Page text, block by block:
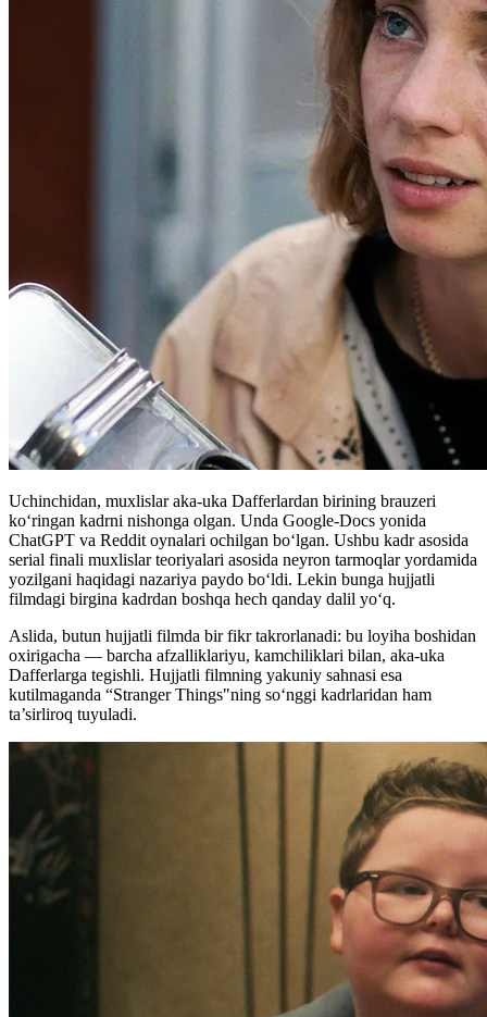
Uchinchidan, muxlislar aka-uka Dafferlardan birining brauzeri
ko‘ringan kadrni nishonga olgan. Unda Google-Docs yonida
ChatGPT va Reddit oynalari ochilgan boʻlgan. Ushbu kadr asosida
serial finali muxlislar teoriyalari asosida neyron tarmoqlar yordamida
yozilgani haqidagi nazariya paydo bo‘ldi. Lekin bunga hujjatli
filmdagi birgina kadrdan boshqa hech qanday dalil yo‘q.
Aslida, butun hujjatli filmda bir fikr takrorlanadi: bu loyiha boshidan
oxirigacha — barcha afzalliklariyu, kamchiliklari bilan, aka-uka
Dafferlarga tegishli. Hujjatli filmning yakuniy sahnasi esa
kutilmaganda “Stranger Things"ning so‘nggi kadrlaridan ham
ta’sirliroq tuyuladi.